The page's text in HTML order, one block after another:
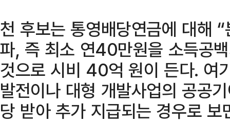
천 후보는 통영배당연금에 대해
파, 즉 최소 연40만원을 소득공
것으로 시비 40억 원이 든다. 여
발전이나 대형 개발사업의 공공
당 받아 추가 지급되는 경우로 보